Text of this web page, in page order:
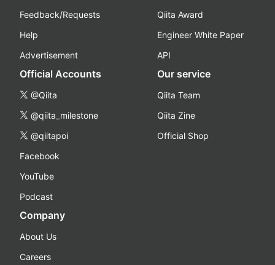
Feedback/Requests
Help
Advertisement
Qiita Award
Engineer White Paper
API
Official Accounts
@Qiita
@qiita_milestone
@qiitapoi
Facebook
YouTube
Podcast
Our service
Qiita Team
Qiita Zine
Official Shop
Company
About Us
Careers